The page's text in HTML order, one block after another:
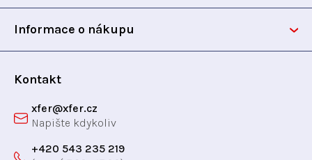
Informace o nákupu
Kontakt
xfer@xfer.cz
+420 543 235 219